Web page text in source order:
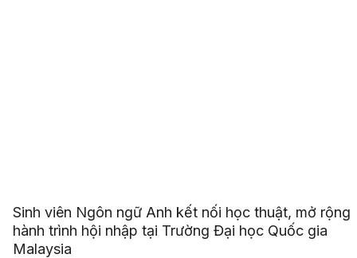
Sinh viên Ngôn ngữ Anh kết nối học thuật, mở rộng
hành trình hội nhập tại Trường Đại học Quốc gia
Malaysia